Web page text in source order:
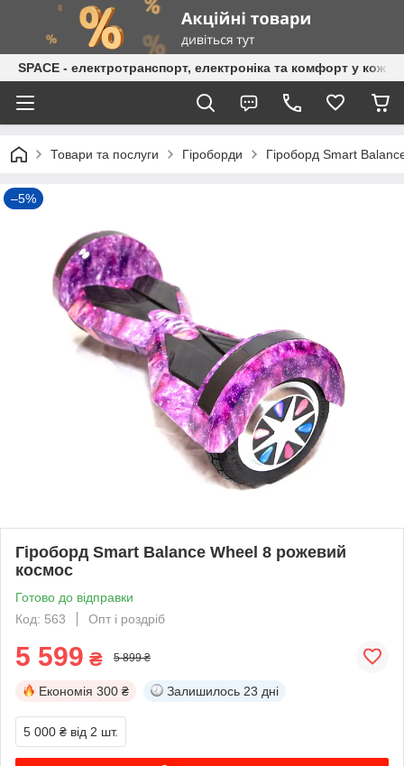
SPACE - електротранспорт, електроніка та комфорт у
Товари та послуги Гіроборди Гіроборд Smart
–5%
Гіроборд Smart Balance Wheel 8 рожевий
космос
Готово до відправки
Код: 563
Опт і роздріб
5 599 ₴ 5 899 ₴
Економія 300 ₴ Залишилось 23 дні
5 000 ₴ від 2 шт.